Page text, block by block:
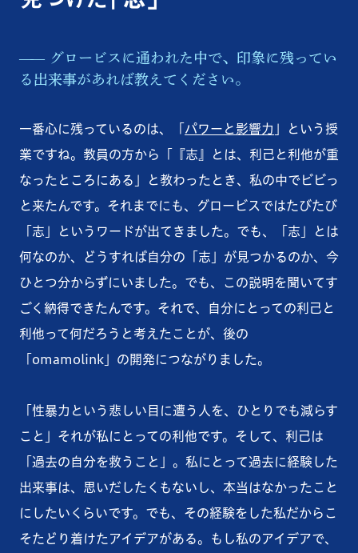
グロービスに通われた中で、印象に残ってい
る出来事があれば教えてください。
一番心に残っているのは、「 パワーと影響力
」という授
業ですね。教員の方から「『志』とは、利己と利他が重
なったところにある」と教わったとき、私の中でビビっ
と来たんです。それまでにも、グロービスではたびたび
「志」というワードが出てきました。でも、「志」とは
何なのか、どうすれば自分の「志」が見つかるのか、今
ひとつ分からずにいました。でも、この説明を聞いてす
ごく納得できたんです。それで、自分にとっての利己と
利他って何だろうと考えたことが、後の
「omamolink」の開発につながりました。
「性暴⼒という悲しい⽬に遭う⼈を、ひとりでも減らす
こと」それが私にとっての利他です。そして、利己は
「過去の自分を救うこと」。私にとって過去に経験した
出来事は、思いだしたくもないし、本当はなかったこと
にしたいくらいです。でも、その経験をした私だからこ
そたどり着けたアイデアがある。もし私のアイデアで、